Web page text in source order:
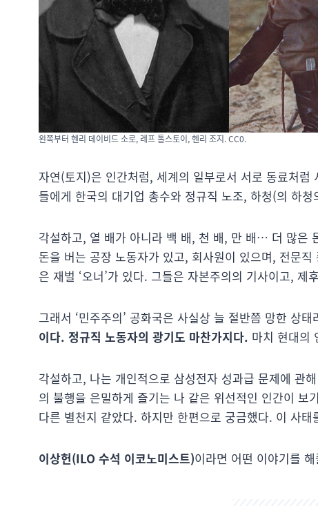
왼쪽부터 헨리 데이비드 소로, 레프 톨스토이, 헨리 조지. CC0.
자연(토지)은 인간처럼, 세계의 일부로서 서로 동료처
들에게 한국의 대기업 총수와 정규직 노조, 하청(의 하
각설하고, 열 배가 아니라 백 배, 천 배, 만 배… 더 많은
돈을 버는 공장 노동자가 있고, 회사원이 있으며, 전문
은 재벌 ‘오너’가 있다. 그들은 자본주의의 기사이고, 제
그래서 ‘민주주의’ 공화국은 사실상 늘 절반쯤 망한 상
이다. 정규직 노동자의 광기도 마찬가지다. 마치 현대의
각설하고, 나는 개인적으로 삼성전자 성과급 문제에 관
의 불행을 은밀하게 즐기는 나 같은 위선적인 인간이
다른 별천지 같았다. 하지만 한편으로 궁금했다. 이 사태
이상헌(ILO 수석 이코노미스트)이라면 어떤 이야기를